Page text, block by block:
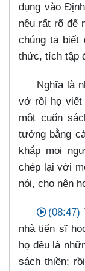
dụng vào
nêu rất rõ để
chúng ta biết
thức, tích tập
Nghĩa là
vở rồi họ viết
một cuốn
tưởng bằng
khắp mọi
chép lại với
nói, cho nên
(08:47)
nhà tiến sĩ
họ đều là
sách thiền;